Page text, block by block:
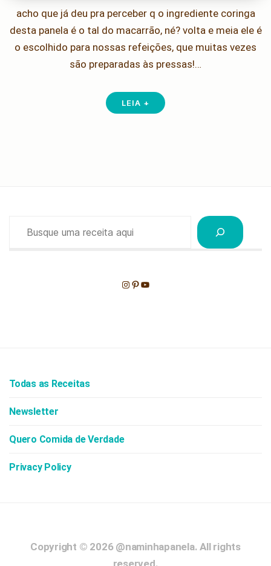
acho que já deu pra perceber q o ingrediente coringa
desta panela é o tal do macarrão, né? volta e meia ele é
o escolhido para nossas refeições, que muitas vezes
são preparadas às pressas!…
LEIA +
Instagram
Pinterest
Youtube
Todas as Receitas
Newsletter
Quero Comida de Verdade
Privacy Policy
Copyright © 2026 @naminhapanela.All rights
reserved.